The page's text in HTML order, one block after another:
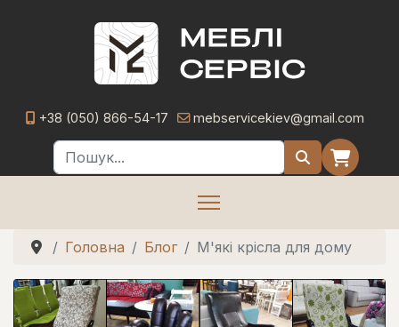
+38 (050) 866-54-17 mebservicekiev@gmail.com
Пошук
Головна Блог М'які крісла для дому